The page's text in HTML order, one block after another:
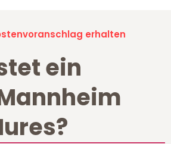
erhalten
ein